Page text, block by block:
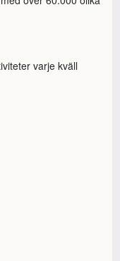
varje kväll